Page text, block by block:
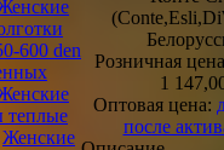
600 den
теплые
Женские
Розничная
1
Оптовая цена:
после